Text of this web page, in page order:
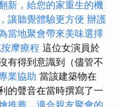
新，給您的家重生的機
讓聽覺體驗更方便 辦護
當地聚會帶來美味選擇
摩療程 這位女演員於
有得到意識到（儘管不
業協助 當該建築物在
的聲音在當時撰寫了一
推薦，適合親友聚會的